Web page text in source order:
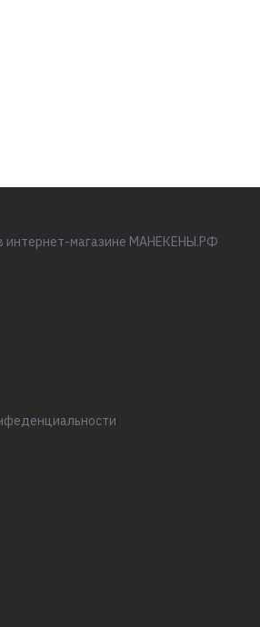
интернет-магазине МАНЕКЕНЫ.РФ